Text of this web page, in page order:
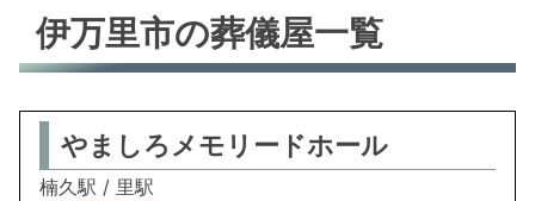
伊万里市の葬儀屋一覧
やましろメモリードホール
楠久駅 / 里駅